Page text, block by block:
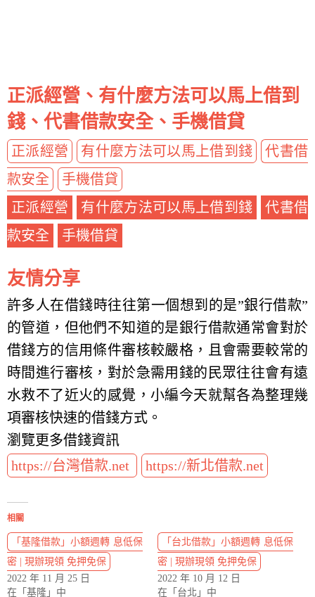
正派經營、有什麼方法可以馬上借到
錢、代書借款安全、手機借貸
正派經營 有什麼方法可以馬上借到錢
代書借
款安全
手機借貸
正派經營
有什麼方法可以馬上借到錢
代書借
款安全
手機借貸
友情分享
許多人在借錢時往往第一個想到的是”銀行借款”
的管道，但他們不知道的是銀行借款通常會對於
借錢方的信用條件審核較嚴格，且會需要較常的
時間進行審核，對於急需用錢的民眾往往會有遠
水救不了近火的感覺，小編今天就幫各為整理幾
項審核快速的借錢方式。
瀏覽更多借錢資訊
https://台灣借款.net
https://新北借款.net
相關
「基隆借款」小額週轉 息低保
密 | 現辦現領 免押免保
2022 年 11 月 25 日
在「基隆」中
「台北借款」小額週轉 息低保
密 | 現辦現領 免押免保
2022 年 10 月 12 日
在「台北」中